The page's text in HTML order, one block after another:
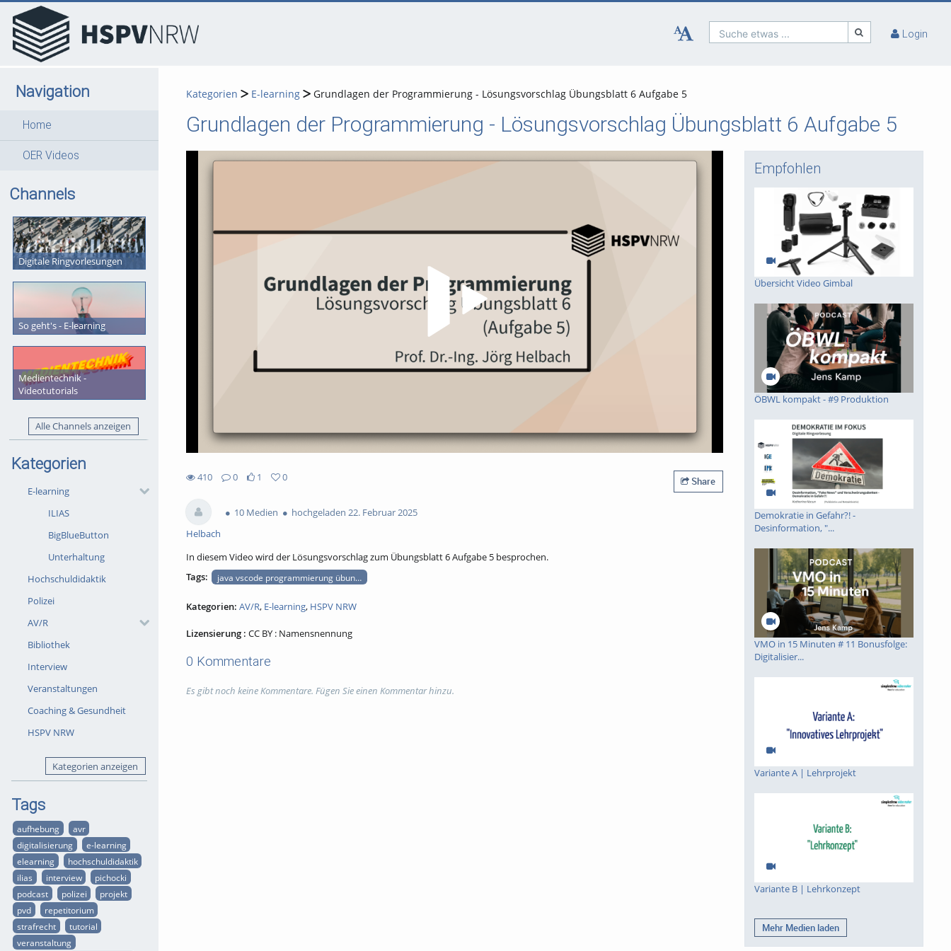
Suche etwas ... Login
Navigation
Home
OER Videos
Channels
Digitale Ringvorlesungen
So geht's - E-learning
Medientechnik -
Videotutorials
Alle Channels anzeigen
Kategorien
E-learning
ILIAS
BigBlueButton
Unterhaltung
Hochschuldidaktik
Polizei
AV/R
Bibliothek
Interview
Veranstaltungen
Coaching & Gesundheit
HSPV NRW
Kategorien anzeigen
Tags
aufhebung
avr
digitalisierung
e-learning
elearning
hochschuldidaktik
ilias
interview
pichocki
podcast
polizei
projekt
pvd
repetitorium
strafrecht
tutorial
veranstaltung
Kategorien E-learning Grundlagen der Programmierung - Lösungsvorschlag Übungsblatt 6 Aufgabe 5
Grundlagen der Programmierung - Lösungsvorschlag Übungsblatt 6 Aufgabe 5
410
0
1
0
Share
Helbach
10 Medien hochgeladen 22. Februar 2025
In diesem Video wird der Lösungsvorschlag zum Übungsblatt 6 Aufgabe 5 besprochen.
Tags:
java vscode programmierung übungsblatt
Kategorien: AV/R, E-learning, HSPV NRW
Lizensierung : CC BY : Namensnennung
0 Kommentare
Es gibt noch keine Kommentare. Fügen Sie einen Kommentar hinzu.
Empfohlen
Übersicht Video Gimbal
ÖBWL kompakt - #9 Produktion
Demokratie in Gefahr?! -
Desinformation, "...
VMO in 15 Minuten # 11 Bonusfolge:
Digitalisier...
Variante A | Lehrprojekt
Variante B | Lehrkonzept
Mehr Medien laden